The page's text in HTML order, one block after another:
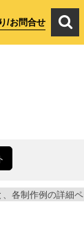
/お問合せ
各制作例の詳細